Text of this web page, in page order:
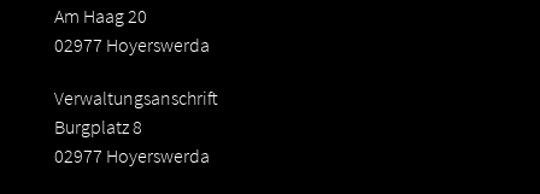
Am Haag 20
02977 Hoyerswerda
Verwaltungsanschrift
Burgplatz 8
02977 Hoyerswerda